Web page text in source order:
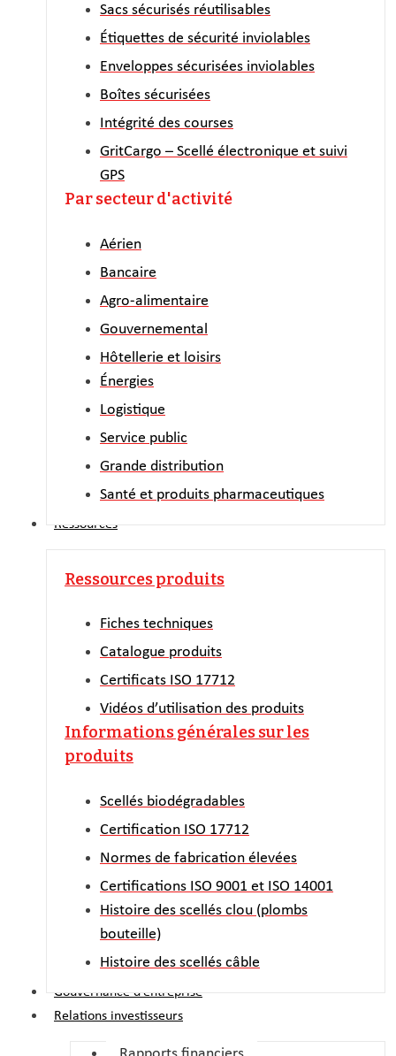
Sacs sécurisés réutilisables
Étiquettes de sécurité inviolables
Enveloppes sécurisées inviolables
Boîtes sécurisées
Intégrité des courses
GritCargo – Scellé électronique et suivi
GPS
Par secteur d'activité
Aérien
Bancaire
Agro-alimentaire
Gouvernemental
Hôtellerie et loisirs
Énergies
Logistique
Service public
Grande distribution
Santé et produits pharmaceutiques
Ressources
Ressources produits
Fiches techniques
Catalogue produits
Certificats ISO 17712
Vidéos d’utilisation des produits
Informations générales sur les
produits
Scellés biodégradables
Certification ISO 17712
Normes de fabrication élevées
Certifications ISO 9001 et ISO 14001
Histoire des scellés clou (plombs
bouteille)
Histoire des scellés câble
Gouvernance d’entreprise
Relations investisseurs